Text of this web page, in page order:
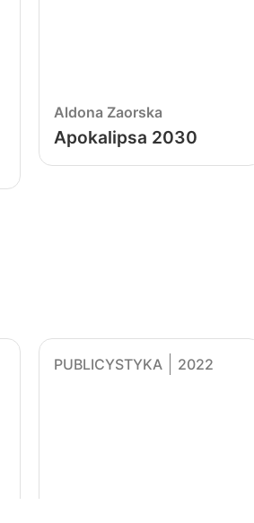
Aldona Zaorska
Apokalipsa 2030
PUBLICYSTYKA 2022